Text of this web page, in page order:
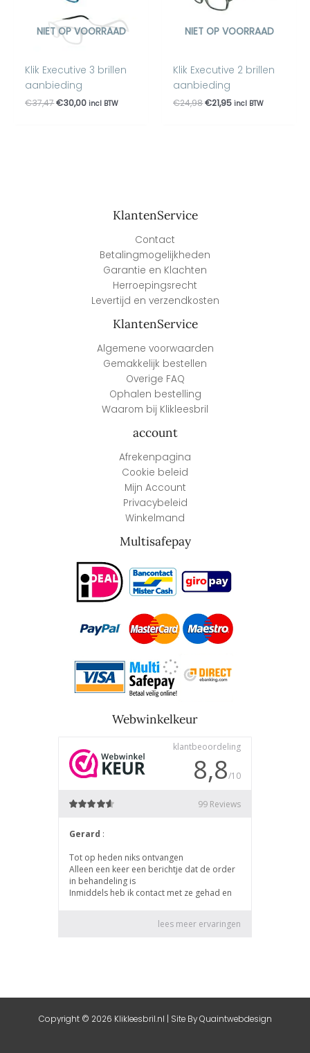
NIET OP VOORRAAD
Klik Executive 3 brillen
aanbieding
€37,47€30,00 incl BTW
NIET OP VOORRAAD
Klik Executive 2 brillen
aanbieding
€24,98€21,95 incl BTW
KlantenService
Contact
Betalingmogelijkheden
Garantie en Klachten
Herroepingsrecht
Levertijd en verzendkosten
KlantenService
Algemene voorwaarden
Gemakkelijk bestellen
Overige FAQ
Ophalen bestelling
Waarom bij Klikleesbril
account
Afrekenpagina
Cookie beleid
Mijn Account
Privacybeleid
Winkelmand
Multisafepay
Webwinkelkeur
Copyright © 2026 Klikleesbril.nl | Site ByQuaintwebdesign